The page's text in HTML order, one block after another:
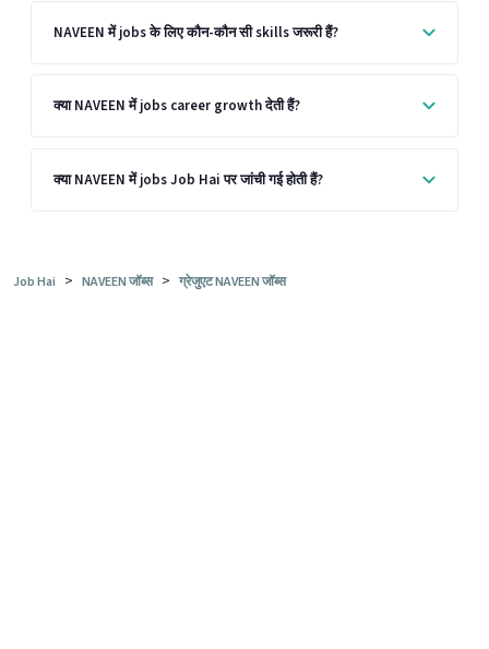
NAVEEN में jobs के लिए कौन-कौन सी skills जरूरी हैं?
क्या NAVEEN में jobs career growth देती हैं?
क्या NAVEEN में jobs Job Hai पर जांची गई होती हैं?
Job Hai > NAVEEN जॉब्स > ग्रेजुएट NAVEEN जॉब्स